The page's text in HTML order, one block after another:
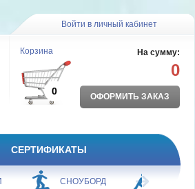
Войти в личный кабинет
Корзина
0
На сумму:
0
ОФОРМИТЬ ЗАКАЗ
СЕРТИФИКАТЫ
СНОУБОРД